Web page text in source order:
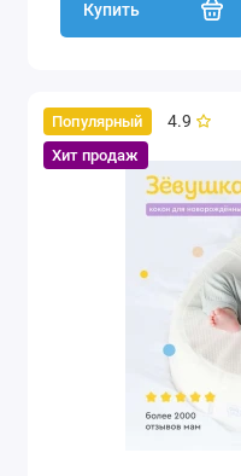
Купить
Популярный
Хит продаж
4.9